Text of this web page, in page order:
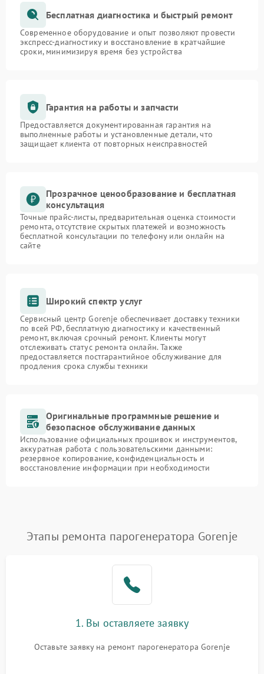
Бесплатная диагностика и быстрый ремонт
Современное оборудование и опыт позволяют провести
экспресс-диагностику и восстановление в кратчайшие
сроки, минимизируя время без устройства
Гарантия на работы и запчасти
Предоставляется документированная гарантия на
выполненные работы и установленные детали, что
защищает клиента от повторных неисправностей
Прозрачное ценообразование и бесплатная
консультация
Точные прайс-листы, предварительная оценка стоимости
ремонта, отсутствие скрытых платежей и возможность
бесплатной консультации по телефону или онлайн на
сайте
Широкий спектр услуг
Сервисный центр Gorenje обеспечивает доставку техники
по всей РФ, бесплатную диагностику и качественный
ремонт, включая срочный ремонт. Клиенты могут
отслеживать статус ремонта онлайн. Также
предоставляется постгарантийное обслуживание для
продления срока службы техники
Оригинальные программные решение и
безопасное обслуживание данных
Использование официальных прошивок и инструментов,
аккуратная работа с пользовательскими данными:
резервное копирование, конфиденциальность и
восстановление информации при необходимости
Этапы ремонта парогенератора Gorenje
1. Вы оставляете заявку
Оставьте заявку на ремонт парогенератора Gorenje